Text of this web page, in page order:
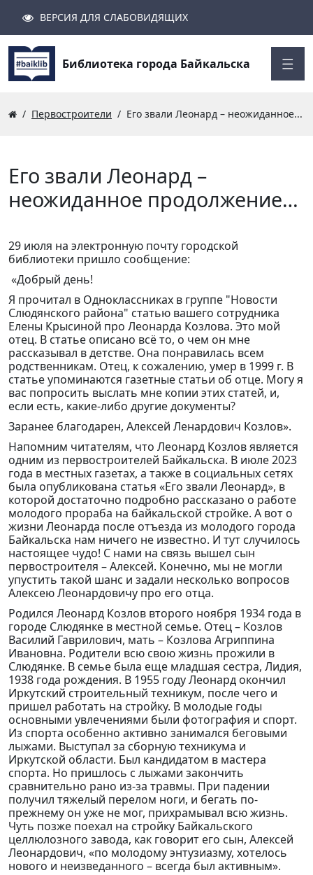
Его звали Леонард –
неожиданное продолжение…
29 июля на электронную почту городской
библиотеки пришло сообщение:
«Добрый день!
Я прочитал в Одноклассниках в группе "Новости
Слюдянского района" статью вашего сотрудника
Елены Крысиной про Леонарда Козлова. Это мой
отец. В статье описано всё то, о чем он мне
рассказывал в детстве. Она понравилась всем
родственникам. Отец, к сожалению, умер в 1999 г. В
статье упоминаются газетные статьи об отце. Могу я
вас попросить выслать мне копии этих статей, и,
если есть, какие-либо другие документы?
Заранее благодарен, Алексей Ленардович Козлов».
Напомним читателям, что Леонард Козлов является
одним из первостроителей Байкальска. В июле 2023
года в местных газетах, а также в социальных сетях
была опубликована статья «Его звали Леонард», в
которой достаточно подробно рассказано о работе
молодого прораба на байкальской стройке. А вот о
жизни Леонарда после отъезда из молодого города
Байкальска нам ничего не известно. И тут случилось
настоящее чудо! С нами на связь вышел сын
первостроителя – Алексей. Конечно, мы не могли
упустить такой шанс и задали несколько вопросов
Алексею Леонардовичу про его отца.
Родился Леонард Козлов второго ноября 1934 года в
городе Слюдянке в местной семье. Отец – Козлов
Василий Гаврилович, мать – Козлова Агриппина
Ивановна. Родители всю свою жизнь прожили в
Слюдянке. В семье была еще младшая сестра, Лидия,
1938 года рождения. В 1955 году Леонард окончил
Иркутский строительный техникум, после чего и
пришел работать на стройку. В молодые годы
основными увлечениями были фотография и спорт.
Из спорта особенно активно занимался беговыми
лыжами. Выступал за сборную техникума и
Иркутской области. Был кандидатом в мастера
спорта. Но пришлось с лыжами закончить
сравнительно рано из-за травмы. При падении
получил тяжелый перелом ноги, и бегать по-
прежнему он уже не мог, прихрамывал всю жизнь.
Чуть позже поехал на стройку Байкальского
целлюлозного завода, как говорит его сын, Алексей
Леонардович, «по молодому энтузиазму, хотелось
нового и неизведанного – всегда был активным».
Поиск
Найти
ВЕРСИЯ ДЛЯ СЛАБОВИДЯЩИХ
Библиотека города Байкальска
Первостроители Его звали Леонард – неожиданное...